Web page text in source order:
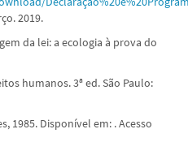
2019.
da lei: a ecologia à prova do
humanos. 3ª ed. São Paulo:
1985. Disponível em: . Acesso